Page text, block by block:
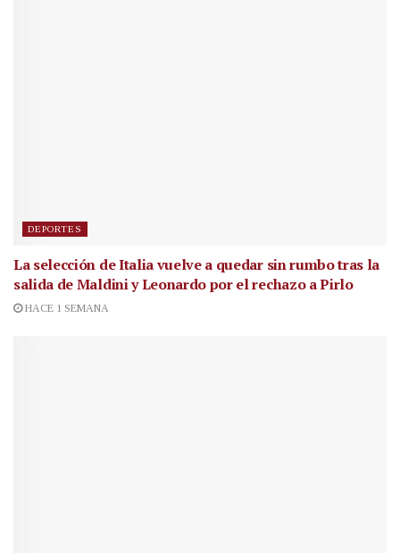
DEPORTES
La selección de Italia vuelve a quedar sin rumbo tras la
salida de Maldini y Leonardo por el rechazo a Pirlo
HACE 1 SEMANA